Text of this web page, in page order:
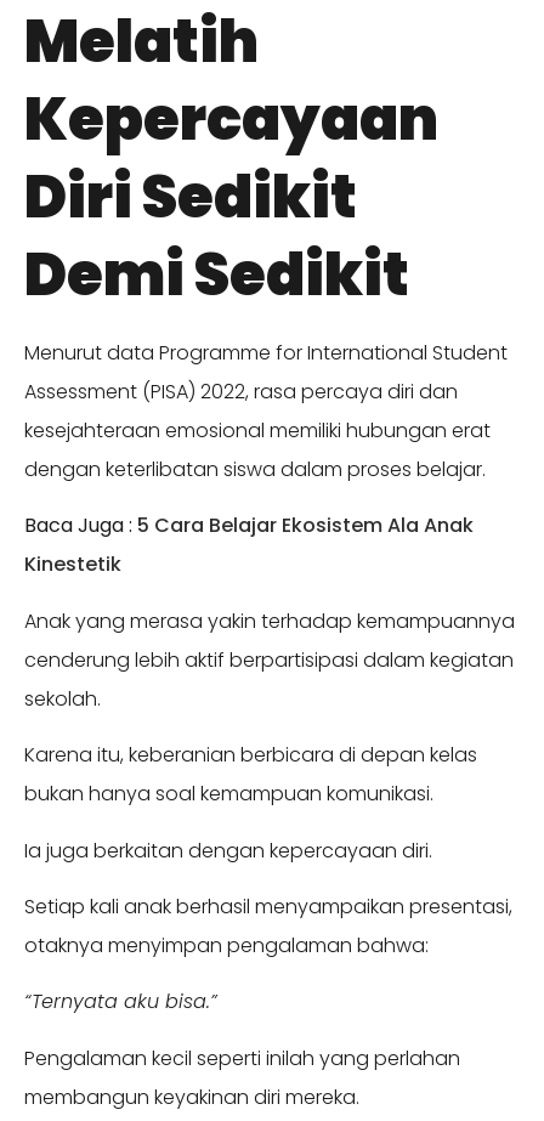
Melatih
Kepercayaan
Diri Sedikit
Demi Sedikit
Menurut data Programme for International Student
Assessment (PISA) 2022, rasa percaya diri dan
kesejahteraan emosional memiliki hubungan erat
dengan keterlibatan siswa dalam proses belajar.
Baca Juga : 5 Cara Belajar Ekosistem Ala Anak
Kinestetik
Anak yang merasa yakin terhadap kemampuannya
cenderung lebih aktif berpartisipasi dalam kegiatan
sekolah.
Karena itu, keberanian berbicara di depan kelas
bukan hanya soal kemampuan komunikasi.
Ia juga berkaitan dengan kepercayaan diri.
Setiap kali anak berhasil menyampaikan presentasi,
otaknya menyimpan pengalaman bahwa:
“Ternyata aku bisa.”
Pengalaman kecil seperti inilah yang perlahan
membangun keyakinan diri mereka.